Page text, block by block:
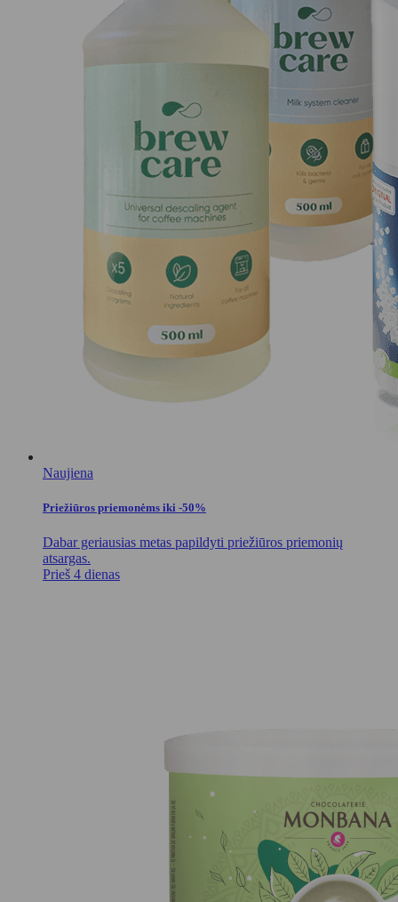
Naujiena
Priežiūros priemonėms iki -50%
Dabar geriausias metas papildyti priežiūros priemonių
atsargas.
Prieš 4 dienas